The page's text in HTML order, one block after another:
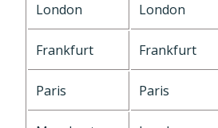
London London
Frankfurt Frankfurt
Paris Paris